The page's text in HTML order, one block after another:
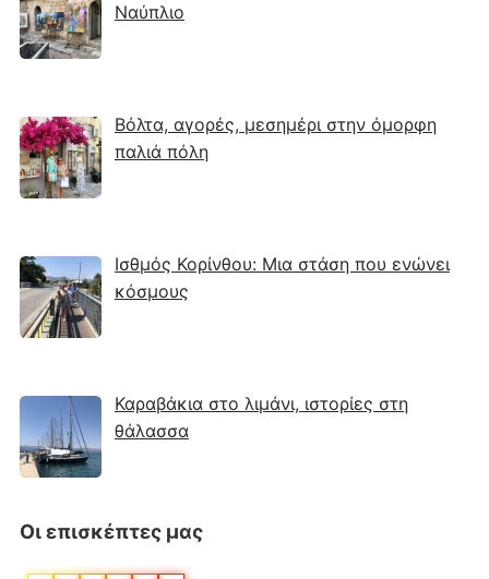
Ναύπλιο
Βόλτα, αγορές, μεσημέρι στην όμορφη
παλιά πόλη
Ισθμός Κορίνθου: Μια στάση που ενώνει
κόσμους
Καραβάκια στο λιμάνι, ιστορίες στη
θάλασσα
Οι επισκέπτες μας